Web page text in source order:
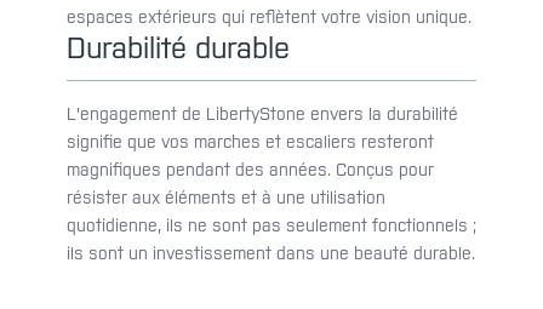
espaces extérieurs qui reflètent votre vision unique.
Durabilité durable
L'engagement de LibertyStone envers la durabilité
signifie que vos marches et escaliers resteront
magnifiques pendant des années. Conçus pour
résister aux éléments et à une utilisation
quotidienne, ils ne sont pas seulement fonctionnels ;
ils sont un investissement dans une beauté durable.